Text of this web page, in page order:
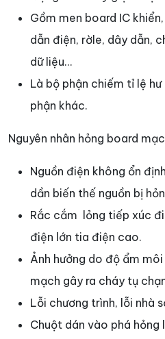
Gồm men board IC
dẫn điện, rờle, dây dẫn,
dữ liệu…
Là bộ phận chiếm tỉ lệ
phận khác.
Nguyên nhân hỏng board
Nguồn điện không ổn
dần biến thế nguồn bị
Rắc cắm lỏng tiếp xúc
điện lớn tia điện cao.
Ảnh hưởng do độ ẩm
mạch gây ra cháy tụ
Lỗi chương trình, lỗi nhà
Chuột dán vào phá hỏng